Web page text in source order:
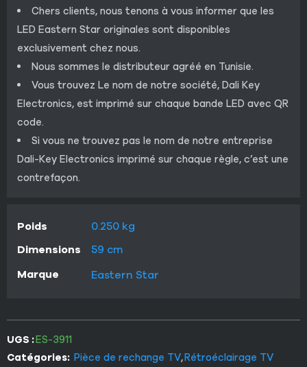
Chers clients, nous tenons à vous informer que les
LED Eastern Star originales sont disponibles
exclusivement chez nous.
Nous sommes le distributeur agréé en Tunisie.
Vous trouvez Le nom de notre société, Dali Key
Electronics, est imprimé sur chaque bande LED avec QR
code.
Si vous ne trouvez pas le nom de notre entreprise
Dali-Key Electronics imprimé sur chaque règle, c’est une
contrefaçon.
Poids
0.250 kg
Dimensions
59 cm
Marque
Eastern Star
UGS :ES-3911
Catégories: Pièce de rechange TV,Rétroéclairage TV